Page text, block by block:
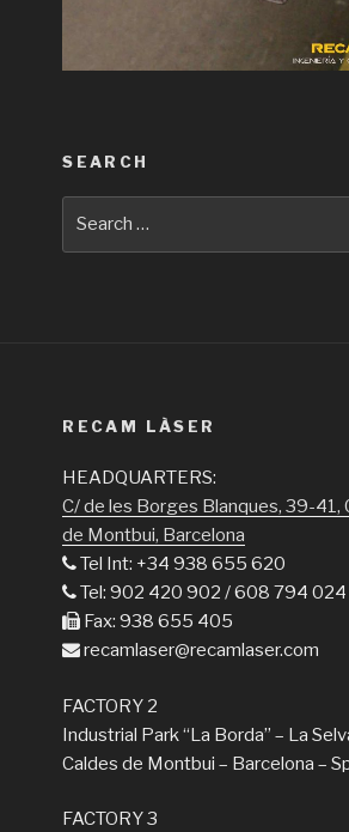
SEARCH
RECAM LÀSER
HEADQUARTERS:
C/ de les Borges Blanques, 39-41,
de Montbui, Barcelona
Tel Int: +34 938 655 620
Tel: 902 420 902 / 608 794 024
Fax: 938 655 405
recamlaser@recamlaser.com
FACTORY 2
Industrial Park “La Borda” – La
Caldes de Montbui – Barcelona –
FACTORY 3